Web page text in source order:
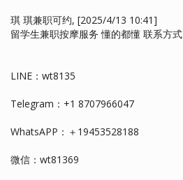
琪 琪兼职可约, [2025/4/13 10:41]
留学生兼职按摩服务 懂的都懂 联系方式
LINE：wt8135
Telegram：+1 8707966047
WhatsAPP：＋19453528188
微信：wt81369